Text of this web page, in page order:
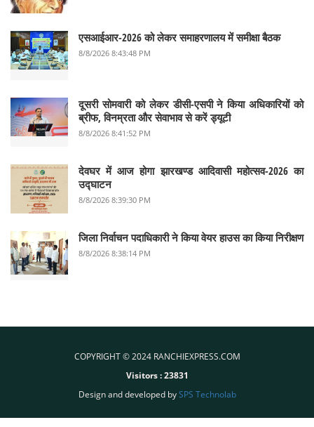
एसआईआर-2026 को लेकर समाहरणालय में समीक्षा बैठक
8/8/2026 8:43:48 PM
दूसरी सोमवारी को लेकर डीसी-एसपी ने किया अधिकारियों को
ब्रीफ, विनम्रता और सेवाभाव से करें ड्यूटी
8/8/2026 8:41:52 PM
देवघर में आज होगा झारखण्ड आदिवासी महोत्सव-2026 का
उद्घाटन
8/8/2026 8:39:30 PM
जिला निर्वाचन पदाधिकारी ने किया वेयर हाउस का किया निरीक्षण
8/8/2026 8:38:14 PM
COPYRIGHT © 2024 RANCHIEXPRESS.COM
Visitors : 23831
Design and developed bySPS Technolab